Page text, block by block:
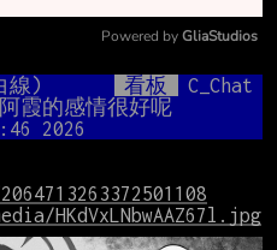
Mute
Powered by GliaStudios
線) 看板
C_Chat
霞的感情很好呢
2026
HKdVxLNbwAAZ67l.jpg